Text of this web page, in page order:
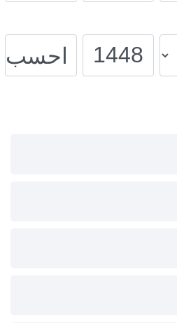
احسب